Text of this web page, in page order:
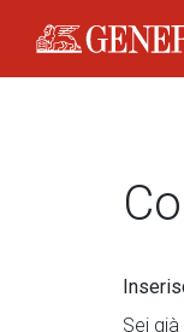
Generali Logo
Sei